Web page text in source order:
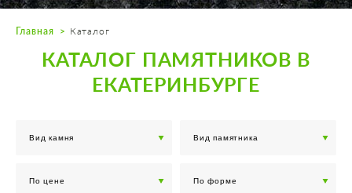
K2532513@yandex.ru
Пн. — Пт. с 10:00 до 19:00
Воскресенье по договор.
Главная Каталог
КАТАЛОГ ПАМЯТНИКОВ В
ЕКАТЕРИНБУРГЕ